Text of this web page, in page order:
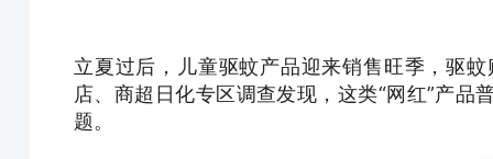
立夏过后，儿童驱蚊产品迎来销售旺季，驱
店、商超日化专区调查发现，这类“网红”产
题。